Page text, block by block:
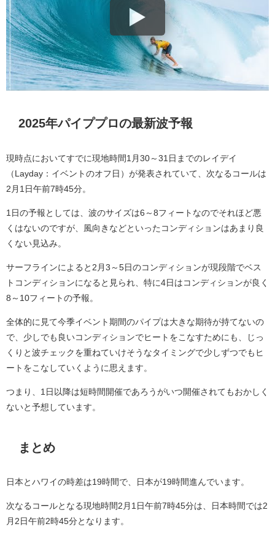
2025年パイププロの最新波予報
現時点においてすでに現地時間1月30～31日までのレイデイ
（Layday：イベントのオフ日）が発表されていて、次なるコールは
2月1日午前7時45分。
1日の予報としては、波のサイズは6～8フィートなのでそれほど悪
くはないのですが、風向きなどといったコンディションはあまり良
くない見込み。
サーフラインによると2月3～5日のコンディションが現段階でベス
トコンディションになると見られ、特に4日はコンディションが良く
8～10フィートの予報。
全体的に見て今季イベント期間のパイプは大きな期待が持てないの
で、少しでも良いコンディションでヒートをこなすためにも、じっ
くりと波チェックを重ねていけそうなタイミングで少しずつでもヒ
ートをこなしていくように思えます。
つまり、1日以降は短時間開催であろうがいつ開催されてもおかしく
ないと予想しています。
まとめ
日本とハワイの時差は19時間で、日本が19時間進んでいます。
次なるコールとなる現地時間2月1日午前7時45分は、日本時間では2
月2日午前2時45分となります。